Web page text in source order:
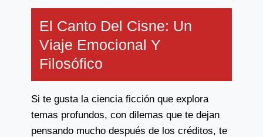
El Canto Del Cisne: Un
Viaje Emocional Y
Filosófico
Si te gusta la ciencia ficción que explora
temas profundos, con dilemas que te dejan
pensando mucho después de los créditos, te